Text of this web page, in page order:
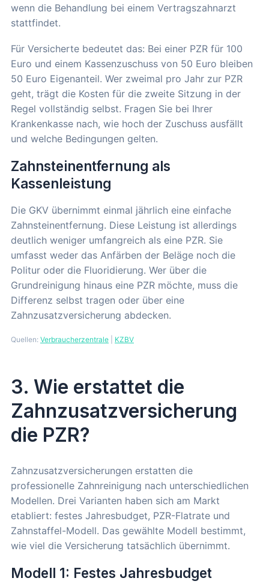
wenn die Behandlung bei einem Vertragszahnarzt
stattfindet.
Für Versicherte bedeutet das: Bei einer PZR für 100
Euro und einem Kassenzuschuss von 50 Euro bleiben
50 Euro Eigenanteil. Wer zweimal pro Jahr zur PZR
geht, trägt die Kosten für die zweite Sitzung in der
Regel vollständig selbst. Fragen Sie bei Ihrer
Krankenkasse nach, wie hoch der Zuschuss ausfällt
und welche Bedingungen gelten.
Zahnsteinentfernung als
Kassenleistung
Die GKV übernimmt einmal jährlich eine einfache
Zahnsteinentfernung. Diese Leistung ist allerdings
deutlich weniger umfangreich als eine PZR. Sie
umfasst weder das Anfärben der Beläge noch die
Politur oder die Fluoridierung. Wer über die
Grundreinigung hinaus eine PZR möchte, muss die
Differenz selbst tragen oder über eine
Zahnzusatzversicherung abdecken.
Quellen: Verbraucherzentrale KZBV
3. Wie erstattet die
Zahnzusatzversicherung
die PZR?
Zahnzusatzversicherungen erstatten die
professionelle Zahnreinigung nach unterschiedlichen
Modellen. Drei Varianten haben sich am Markt
etabliert: festes Jahresbudget, PZR-Flatrate und
Zahnstaffel-Modell. Das gewählte Modell bestimmt,
wie viel die Versicherung tatsächlich übernimmt.
Modell 1: Festes Jahresbudget